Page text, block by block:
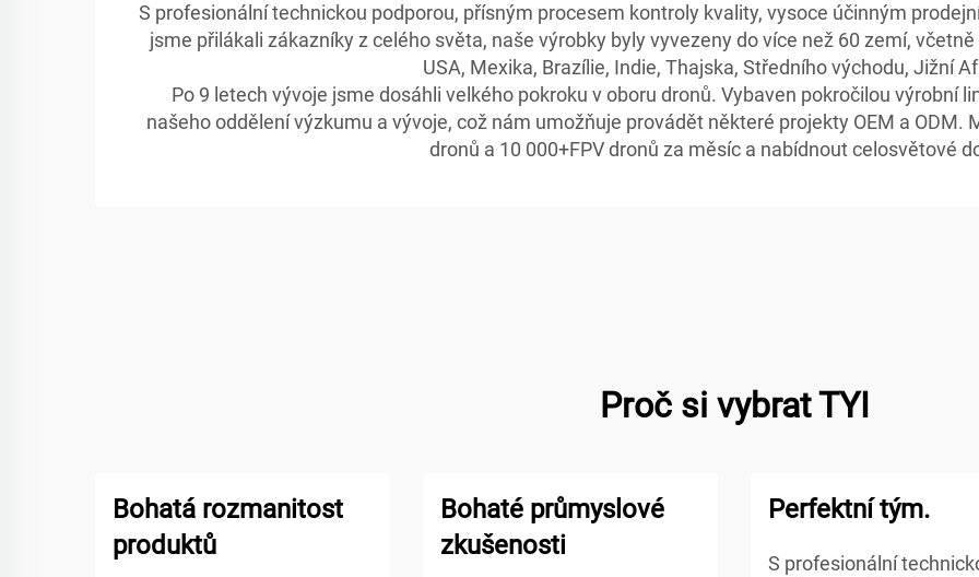
S profesionální technickou podporou, přísným procesem kontroly kvality, vysoce účinným
jsme přilákali zákazníky z celého světa, naše výrobky byly vyvezeny do více než 60 zemí, včetně
USA, Mexika, Brazílie, Indie, Thajska, Středního východu, Jižní
Po 9 letech vývoje jsme dosáhli velkého pokroku v oboru dronů. Vybaven pokročilou výrobní
našeho oddělení výzkumu a vývoje, což nám umožňuje provádět některé projekty OEM a
dronů a 10 000+FPV dronů za měsíc a nabídnout celosvětové
Proč si vybrat TYI
Bohatá rozmanitost
produktů
Bohaté průmyslové
zkušenosti
Perfektní tým.
S profesionální